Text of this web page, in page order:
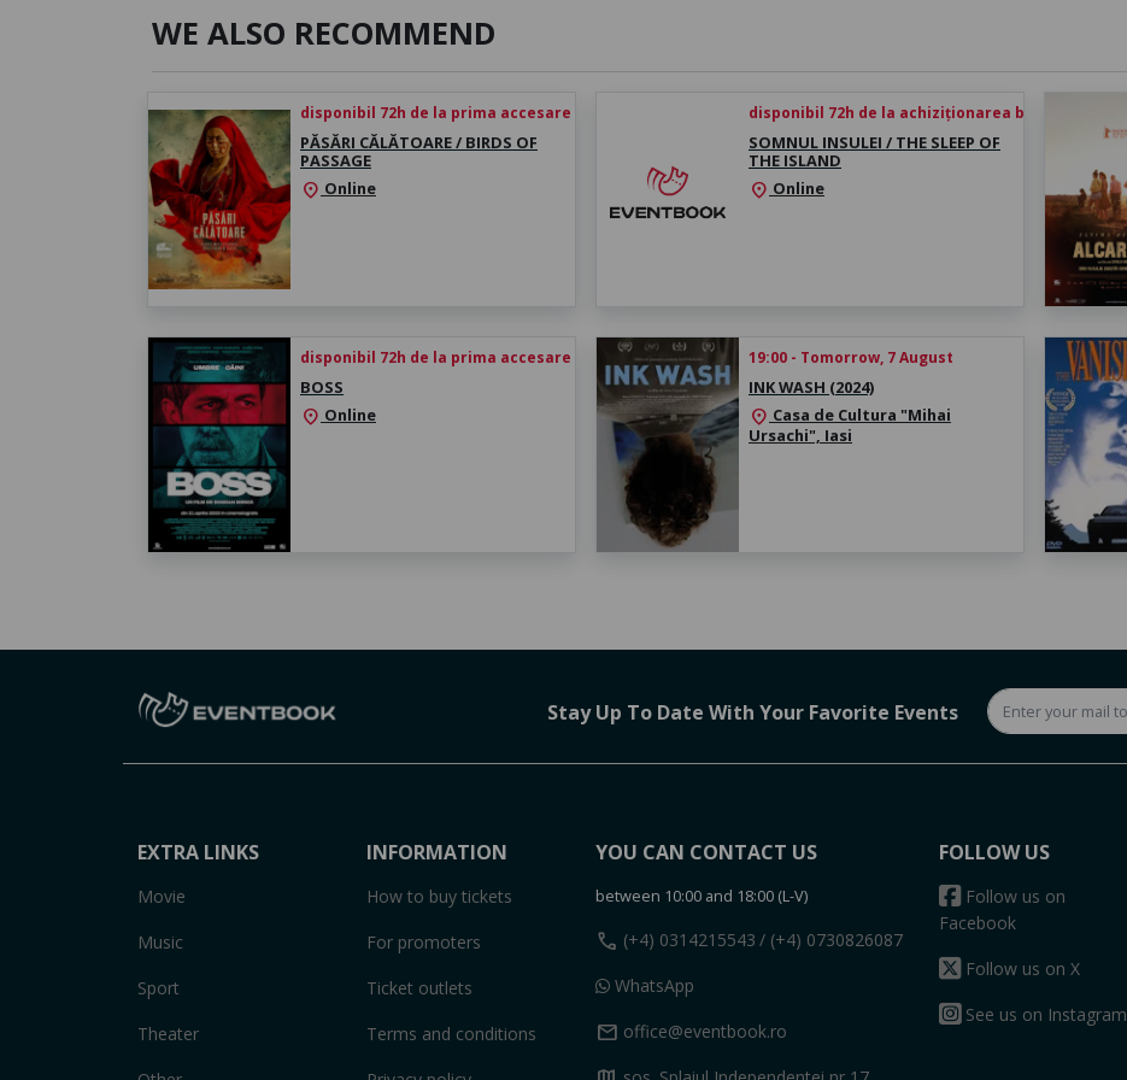
WE ALSO RECOMMEND
disponibil 72h de la prima accesare
PĂSĂRI CĂLĂTOARE / BIRDS OF
PASSAGE
location_on Online
disponibil 72h de la achiziționarea biletului
SOMNUL INSULEI / THE SLEEP OF
THE ISLAND
location_on Online
disponibil 72h de la prima accesare
BOSS
location_on Online
19:00 - Tomorrow, 7 August
INK WASH (2024)
location_on Casa de Cultura "Mihai
Ursachi", Iasi
Stay Up To Date With Your Favorite Events
EXTRA LINKS
Movie
Music
Sport
Theater
INFORMATION
How to buy tickets
For promoters
Ticket outlets
Terms and conditions
YOU CAN CONTACT US
between 10:00 and 18:00 (L-V)
call (+4) 0314215543 / (+4) 0730826087
WhatsApp
mail office@eventbook.ro
FOLLOW US
Follow us on
Facebook
Follow us on X
See us on Instagram